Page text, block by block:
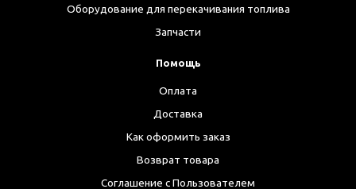
Оборудование для перекачивания топлива
Запчасти
Помощь
Оплата
Доставка
Как оформить заказ
Возврат товара
Соглашение с Пользователем